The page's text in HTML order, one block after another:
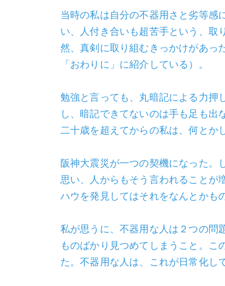
当時の私は自分の不器用さと劣等感
い、人付き合いも超苦手という、取
然、真剣に取り組むきっかけがあっ
「おわりに」に紹介している）。
勉強と言っても、丸暗記による力押
し、暗記できてないのは手も足も出
二十歳を超えてからの私は、何とか
阪神大震災が一つの契機になった。
思い、人からもそう言われることが
ハウを発見してはそれをなんとかも
私が思うに、不器用な人は２つの問
ものばかり見つめてしまうこと。
た。不器用な人は、これが日常化し